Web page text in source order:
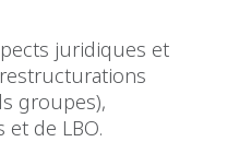
juridiques et
groupes),
de LBO.